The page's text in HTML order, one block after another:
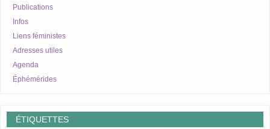
Publications
Infos
Liens féministes
Adresses utiles
Agenda
Éphémérides
ÉTIQUETTES